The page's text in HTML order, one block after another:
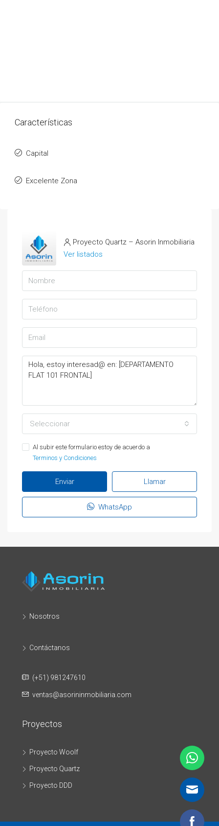
Características
Capital
Excelente Zona
Proyecto Quartz – Asorin Inmobiliaria
Ver listados
Seleccionar
Al subir este formulario estoy de acuerdo a
Terminos y Condiciones
Enviar Llamar
WhatsApp
Nosotros
Contáctanos
(+51) 981247610
ventas@asorininmobiliaria.com
Proyectos
Proyecto Woolf
Proyecto Quartz
Proyecto DDD